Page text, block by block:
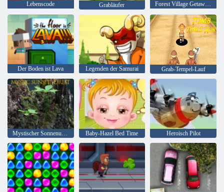
Lebenscode Grabläufer Forest Village Getaway Episode 2
Der Boden ist Lava Legenden der Samurai Grab-Tempel-Lauf
Mystischer Sonnenuntergang Wald Baby-Hazel Bed Time Heroisch Pilot